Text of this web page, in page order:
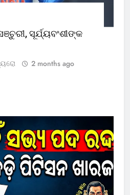
ସୂର୍ଯ୍ୟବଂଶୀଙ୍କ
2 months ago